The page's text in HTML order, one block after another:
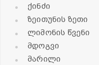
ქინძი
ზეითუნის ზეთი
ლიმონის წვენი
მდოგვი
მარილი